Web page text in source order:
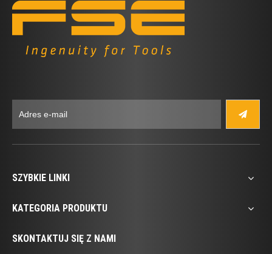
SZYBKIE LINKI
KATEGORIA PRODUKTU
SKONTAKTUJ SIĘ Z NAMI